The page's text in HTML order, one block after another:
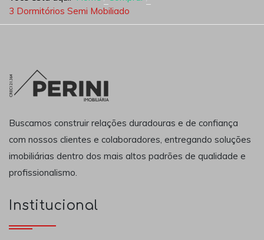
3 Dormitórios Semi Mobiliado
Buscamos construir relações duradouras e de confiança
com nossos clientes e colaboradores, entregando soluções
imobiliárias dentro dos mais altos padrões de qualidade e
profissionalismo.
Institucional